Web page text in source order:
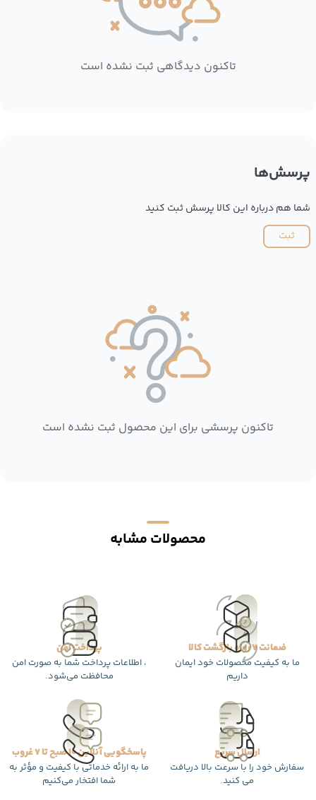
تاکنون دیدگاهی ثبت نشده است
پرسش‌ها
شما هم درباره این کالا پرسش ثبت کنید
ثبت
تاکنون پرسشی برای این محصول ثبت نشده است
محصولات مشابه
ضمانت 7 روزه بازگشت کالا
ما به کیفیت محصولات خود ایمان
داریم
پرداخت امن
، اطلاعات پرداخت شما به صورت امن
محافظت می‌شود.
ارسال سریع
سفارش خود را با سرعت بالا دریافت
می کنید.
پاسخگویی آنلاین 10 صبح تا 7 غروب
ما به ارائه خدماتی با کیفیت و مؤثر به
شما افتخار می‌کنیم